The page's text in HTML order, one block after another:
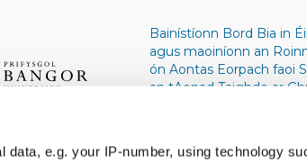
data, e.g. your IP-number, using technology
Bainístíonn Bord Bia in
agus maoiníonn an
ón Aontas Eorpach faoi
an tAonad Taighde ar
Ollscoil Bheannchar, sa